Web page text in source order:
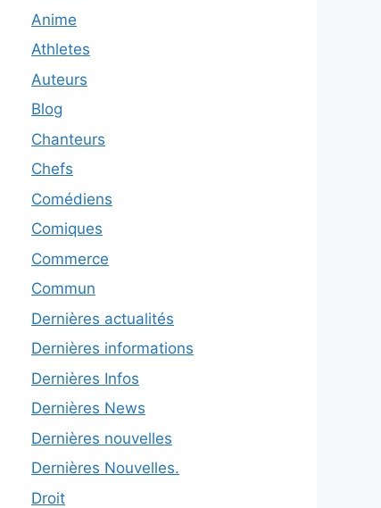
Anime
Athletes
Auteurs
Blog
Chanteurs
Chefs
Comédiens
Comiques
Commerce
Commun
Dernières actualités
Dernières informations
Dernières Infos
Dernières News
Dernières nouvelles
Dernières Nouvelles.
Droit